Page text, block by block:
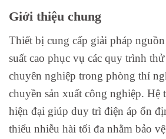
Giới thiệu chung
Thiết bị cung cấp giải pháp
suất cao phục vụ các quy trình
chuyên nghiệp trong phòng thí
chuyền sản xuất công nghiệp. Hệ
hiện đại giúp duy trì điện áp ổn
thiểu nhiễu hài tối đa nhằm bảo